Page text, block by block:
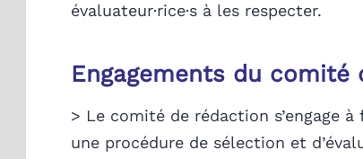
évaluateur·rice·s à les respecter.
Engagements du comité
> Le comité de rédaction s’engage
une procédure de sélection et